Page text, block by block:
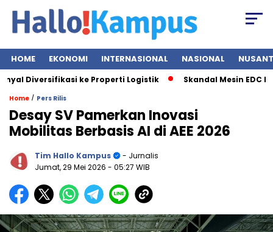
HOME EKONOMI INTERNASIONAL NASIONAL
ke Properti Logistik Skandal Mesin EDC BRI
Home / Pers Rilis
Desay SV Pamerkan Inovasi
Mobilitas Berbasis AI di AEE 2026
Tim Hallo Kampus
- Jurnalis
Jumat, 29 Mei 2026 - 05:27 WIB